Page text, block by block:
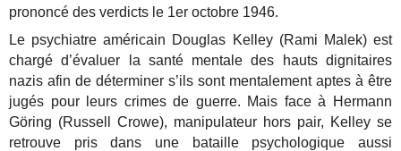
prononcé des verdicts le 1er octobre 1946.
Le psychiatre américain Douglas Kelley (Rami Malek) est
chargé d’évaluer la santé mentale des hauts dignitaires
nazis afin de déterminer s’ils sont mentalement aptes à être
jugés pour leurs crimes de guerre. Mais face à Hermann
Göring (Russell Crowe), manipulateur hors pair, Kelley se
retrouve pris dans une bataille psychologique aussi